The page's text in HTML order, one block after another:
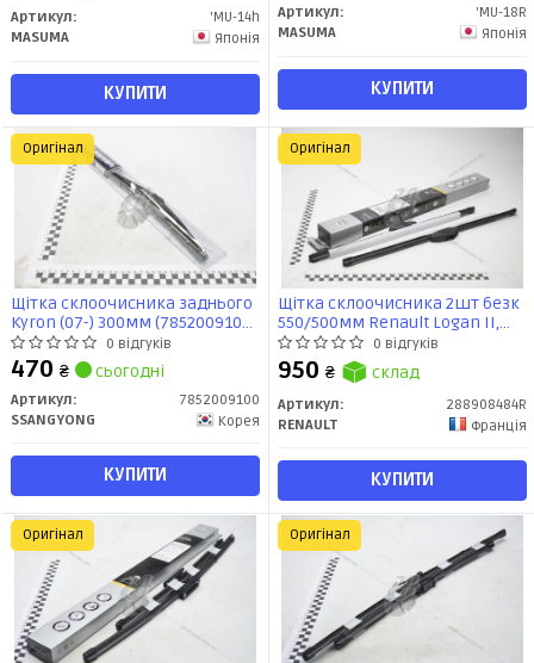
Артикул:
'MU-14h
MASUMA
Японія
КУПИТИ
Артикул:
'MU-18R
MASUMA
Японія
КУПИТИ
Щітка склоочисника заднього
Kyron (07-) 300мм (7852009100)
SsangYong
0 відгуків
470 ₴ сьогодні
Артикул:
7852009100
SSANGYONG
Корея
КУПИТИ
Оригінал
Щітка склоочисника 2шт безк
550/500мм Renault Logan II,
Sandero II (288908484R)
Renault
0 відгуків
950 ₴ склад
Артикул:
288908484R
RENAULT
Франція
КУПИТИ
Оригінал
Оригінал Оригінал